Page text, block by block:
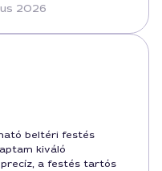
2026
beltéri festés
kiváló
a festés tartós